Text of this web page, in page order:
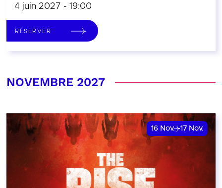
4 juin 2027 - 19:00
RÉSERVER
NOVEMBRE 2027
16 Nov. 17 Nov.